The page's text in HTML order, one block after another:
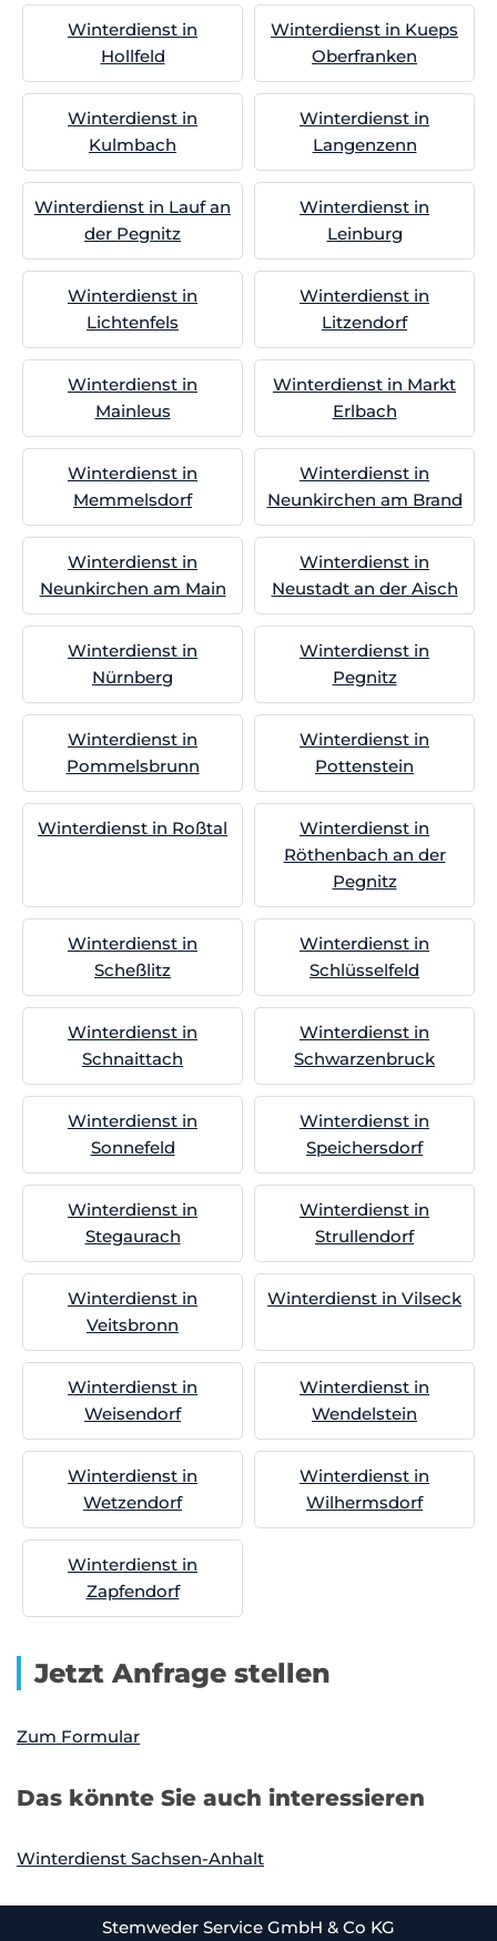
Winterdienst in
Hollfeld
Winterdienst in Kueps
Oberfranken
Winterdienst in
Kulmbach
Winterdienst in
Langenzenn
Winterdienst in Lauf an
der Pegnitz
Winterdienst in
Leinburg
Winterdienst in
Lichtenfels
Winterdienst in
Litzendorf
Winterdienst in
Mainleus
Winterdienst in Markt
Erlbach
Winterdienst in
Memmelsdorf
Winterdienst in
Neunkirchen am Brand
Winterdienst in
Neunkirchen am Main
Winterdienst in
Neustadt an der Aisch
Winterdienst in
Nürnberg
Winterdienst in
Pegnitz
Winterdienst in
Pommelsbrunn
Winterdienst in
Pottenstein
Winterdienst in Roßtal
Winterdienst in
Röthenbach an der
Pegnitz
Winterdienst in
Scheßlitz
Winterdienst in
Schlüsselfeld
Winterdienst in
Schnaittach
Winterdienst in
Schwarzenbruck
Winterdienst in
Sonnefeld
Winterdienst in
Speichersdorf
Winterdienst in
Stegaurach
Winterdienst in
Strullendorf
Winterdienst in
Veitsbronn
Winterdienst in Vilseck
Winterdienst in
Weisendorf
Winterdienst in
Wendelstein
Winterdienst in
Wetzendorf
Winterdienst in
Wilhermsdorf
Winterdienst in
Zapfendorf
Jetzt Anfrage stellen
Zum Formular
Das könnte Sie auch interessieren
Winterdienst Sachsen-Anhalt
Stemweder Service GmbH & Co KG